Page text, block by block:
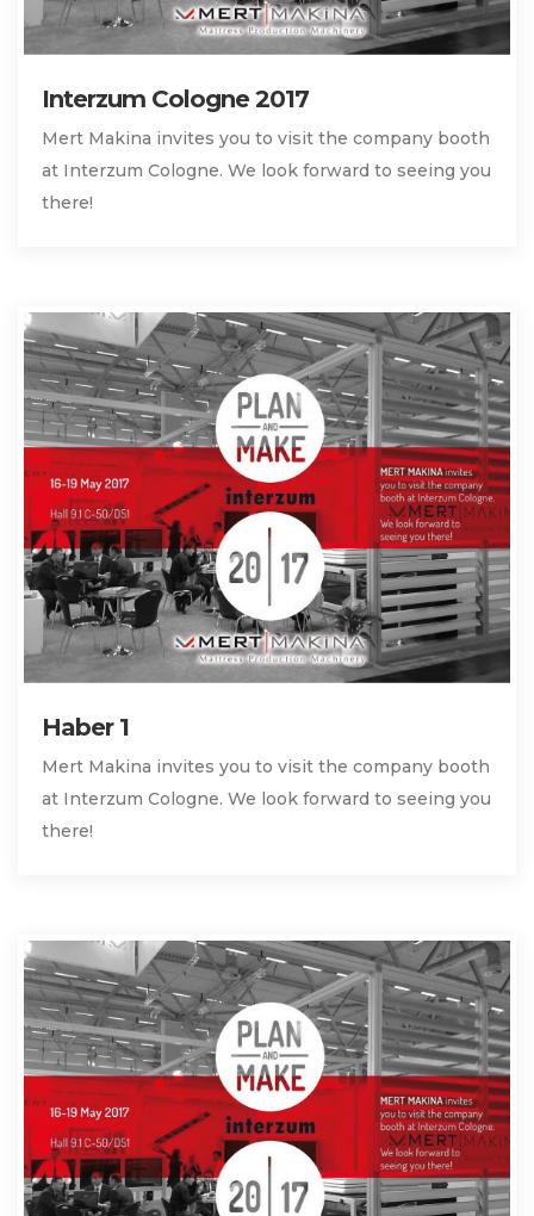
Interzum Cologne 2017
Mert Makina invites you to visit the company booth
at Interzum Cologne. We look forward to seeing you
there!
Haber 1
Mert Makina invites you to visit the company booth
at Interzum Cologne. We look forward to seeing you
there!